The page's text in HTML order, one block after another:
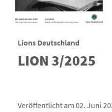
Lions Deutschland
LION 3/2025
Veröffentlicht am 02. Juni